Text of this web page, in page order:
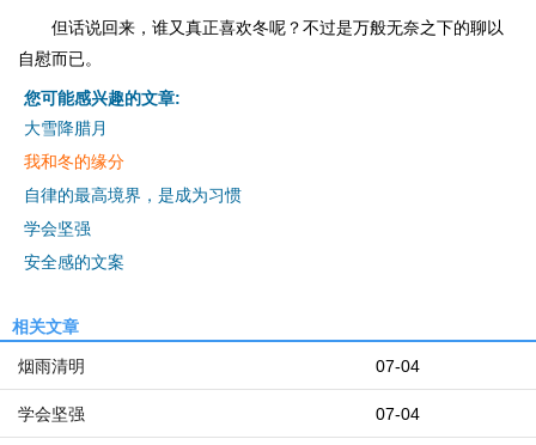
但话说回来，谁又真正喜欢冬呢？不过是万般无奈之下的聊以
自慰而已。
您可能感兴趣的文章:
大雪降腊月
我和冬的缘分
自律的最高境界，是成为习惯
学会坚强
安全感的文案
相关文章
07-04
烟雨清明
07-04
学会坚强